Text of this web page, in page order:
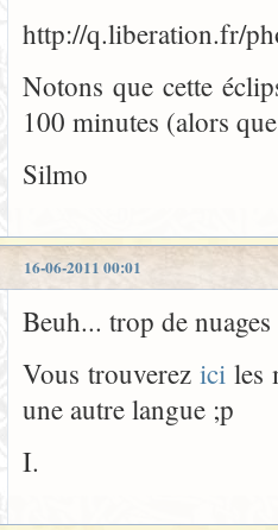
http://q.liberation.fr/
Notons que cette
100 minutes (alors
Silmo
16-06-2011 00:01
Beuh... trop de
Vous trouverez ici les
une autre langue ;p
I.